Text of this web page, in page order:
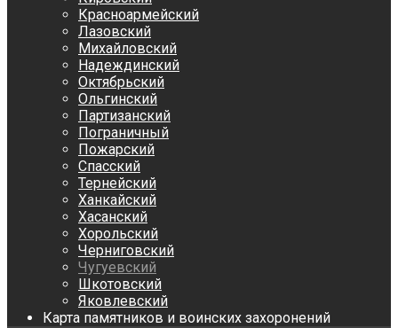
Красноармейский
Лазовский
Михайловский
Надеждинский
Октябрьский
Ольгинский
Партизанский
Пограничный
Пожарский
Спасский
Тернейский
Ханкайский
Хасанский
Хорольский
Черниговский
Чугуевский
Шкотовский
Яковлевский
Карта памятников и воинских захоронений